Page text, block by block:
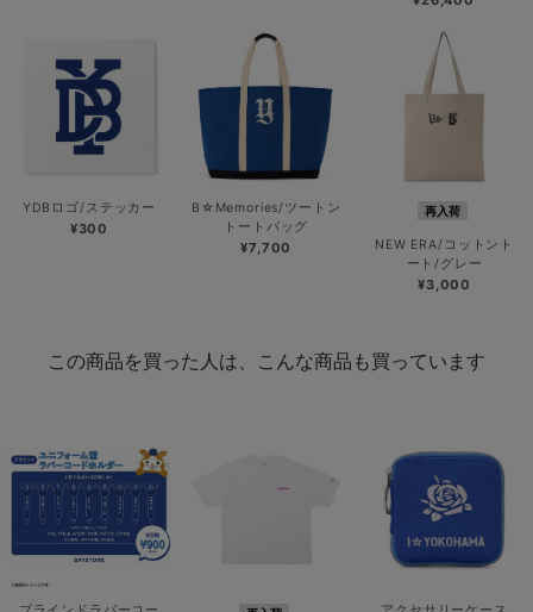
YDBロゴ/ステッカー
¥300
B☆Memories/ツートン
トートバッグ
¥7,700
再入荷
NEW ERA/コットント
ート/グレー
¥3,000
この商品を買った人は、こんな商品も買っています